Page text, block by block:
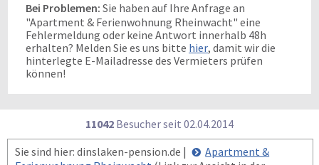
Bei Problemen: Sie haben auf Ihre Anfrage an
"Apartment & Ferienwohnung Rheinwacht" eine
Fehlermeldung oder keine Antwort innerhalb 48h
erhalten? Melden Sie es uns bitte hier, damit wir die
hinterlegte E-Mailadresse des Vermieters prüfen
können!
11042 Besucher seit 02.04.2014
Sie sind hier: dinslaken-pension.de |
Apartment &